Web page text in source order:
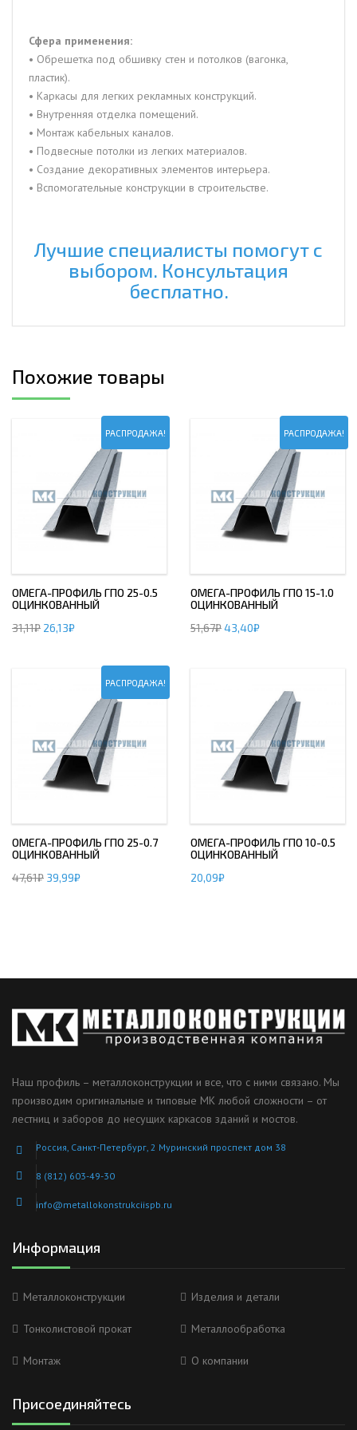
Сфера применения:
• Обрешетка под обшивку стен и потолков (вагонка,
пластик).
• Каркасы для легких рекламных конструкций.
• Внутренняя отделка помещений.
• Монтаж кабельных каналов.
• Подвесные потолки из легких материалов.
• Создание декоративных элементов интерьера.
• Вспомогательные конструкции в строительстве.
Лучшие специалисты помогут с
выбором. Консультация
бесплатно.
Похожие товары
РАСПРОДАЖА!
ОМЕГА-ПРОФИЛЬ ГПО 25-0.5
ОЦИНКОВАННЫЙ
31,11₽ 26,13₽
РАСПРОДАЖА!
ОМЕГА-ПРОФИЛЬ ГПО 15-1.0
ОЦИНКОВАННЫЙ
51,67₽43,40₽
РАСПРОДАЖА!
ОМЕГА-ПРОФИЛЬ ГПО 25-0.7
ОЦИНКОВАННЫЙ
47,61₽ 39,99₽
ОМЕГА-ПРОФИЛЬ ГПО 10-0.5
ОЦИНКОВАННЫЙ
20,09₽
Наш профиль – металлоконструкции и все, что с ними связано. Мы
производим оригинальные и типовые МК любой сложности – от
лестниц и заборов до несущих каркасов зданий и мостов.
Россия, Санкт-Петербург, 2 Муринский проспект дом 38
8 (812) 603-49-30
info@metallokonstrukciispb.ru
Информация
Металлоконструкции Изделия и детали
Тонколистовой прокат Металлообработка
Монтаж О компании
Присоединяйтесь